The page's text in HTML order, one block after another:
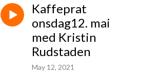
Kaffeprat
onsdag12. mai
med Kristin
Rudstaden
May 12, 2021